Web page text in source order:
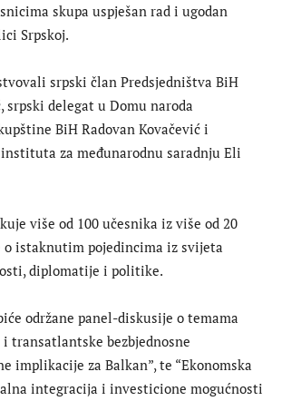
skupa uspješan rad i ugodan
Srpskoj.
srpski član Predsjedništva BiH
srpski delegat u Domu naroda
BiH Radovan Kovačević i
za međunarodnu saradnju Eli
više od 100 učesnika iz više od 20
o istaknutim pojedincima iz svijeta
diplomatije i politike.
održane panel-diskusije o temama
i transatlantske bezbjednosne
implikacije za Balkan”, te “Ekonomska
integracija i investicione mogućnosti